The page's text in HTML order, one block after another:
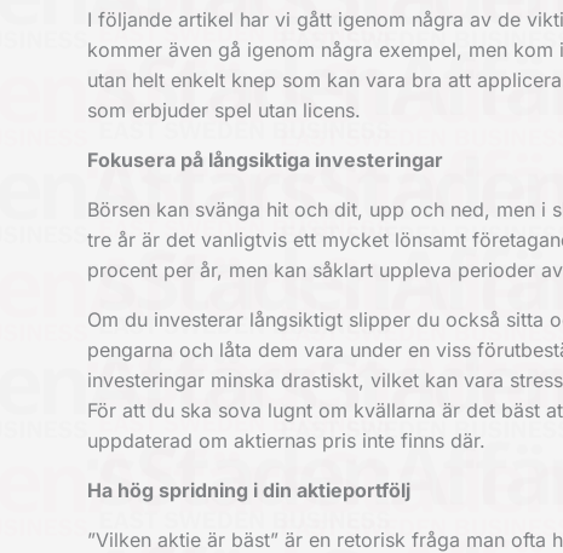
I följande artikel har vi gått igenom några av de
kommer även gå igenom några exempel, men
utan helt enkelt knep som kan vara bra att
som erbjuder spel utan licens.
Fokusera på långsiktiga investeringar
Börsen kan svänga hit och dit, upp och ned, men i
tre år är det vanligtvis ett mycket lönsamt
procent per år, men kan såklart uppleva perioder
Om du investerar långsiktigt slipper du också sitta
pengarna och låta dem vara under en viss
investeringar minska drastiskt, vilket kan vara
För att du ska sova lugnt om kvällarna är det bäst
uppdaterad om aktiernas pris inte finns där.
Ha hög spridning i din aktieportfölj
”Vilken aktie är bäst” är en retorisk fråga man